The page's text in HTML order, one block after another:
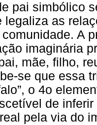
pai simbólico
legaliza as
A
imaginária
mãe, filho,
se que essa
o 4o
de
pela via do